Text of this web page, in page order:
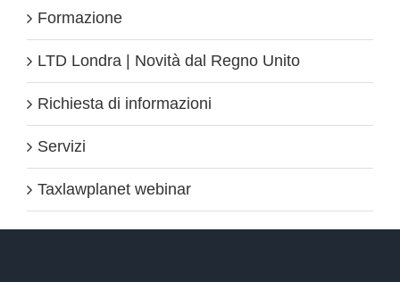
Formazione
LTD Londra | Novità dal Regno Unito
Richiesta di informazioni
Servizi
Taxlawplanet webinar